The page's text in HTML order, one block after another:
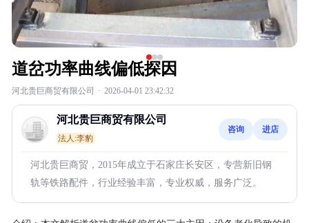
道岔功率曲线偏低探因
河北贵巨商贸有限公司 · 2026-04-01 23:42:32
河北贵巨商贸有限公司
法人:李豹
咨询 进店
河北贵巨商贸，2015年成立于石家庄长安区，专营新旧钢
轨等铁路配件，行业经验丰富，专业权威，服务广泛。